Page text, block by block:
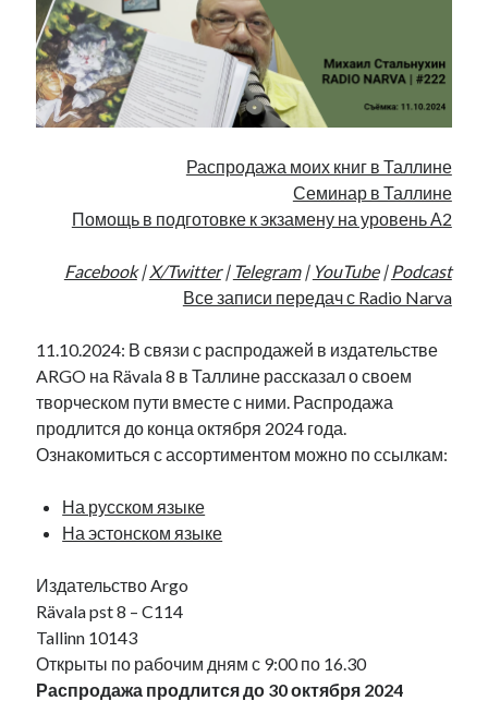
Распродажа моих книг в Таллине
Семинар в Таллине
Помощь в подготовке к экзамену на уровень А2
Facebook| X/Twitter| Telegram| YouTube| Podcast
Все записи передач с Radio Narva
11.10.2024: В связи с распродажей в издательстве
ARGO на Rävala 8 в Таллине рассказал о своем
творческом пути вместе с ними. Распродажа
продлится до конца октября 2024 года.
Ознакомиться с ассортиментом можно по ссылкам:
На русском языке
На эстонском языке
Издательство Argo
Rävala pst 8 – C114
Tallinn 10143
Открыты по рабочим дням с 9:00 по 16.30
Распродажа продлится до 30 октября 2024